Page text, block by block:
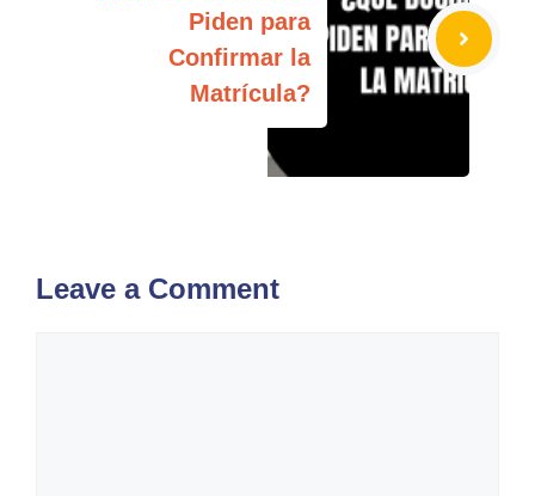
Piden para
Confirmar la
Matrícula?
Leave a Comment